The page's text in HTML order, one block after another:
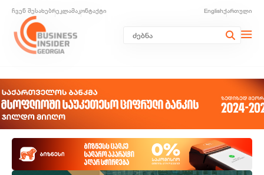
ჩვენ შესახებრეკლამაკონტაქტი Englishქართული